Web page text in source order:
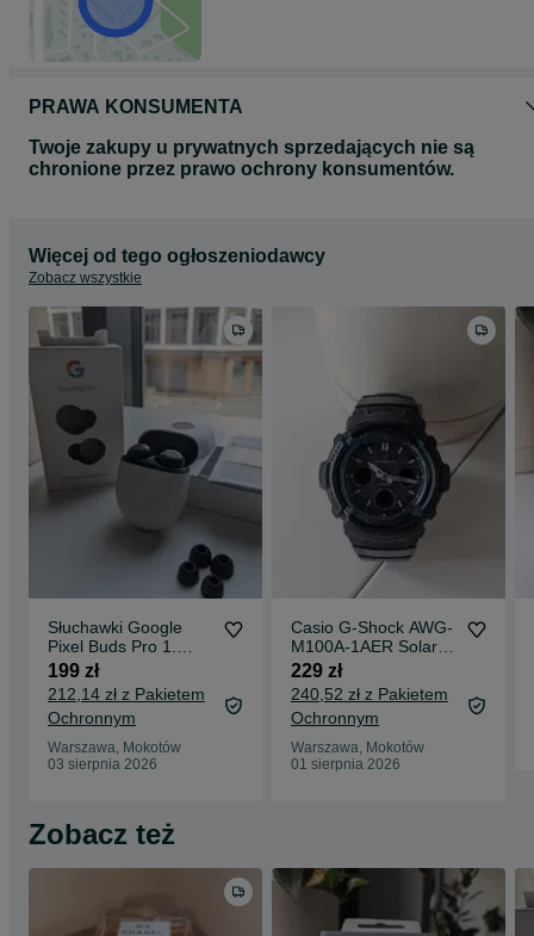
PRAWA KONSUMENTA
Twoje zakupy u prywatnych sprzedających nie są
chronione przez prawo ochrony konsumentów.
Więcej od tego ogłoszeniodawcy
Zobacz wszystkie
Słuchawki Google
Pixel Buds Pro 1.
generacji w kolorze
Charcoal.
199 zł
212,14 zł z Pakietem
Ochronnym
Warszawa, Mokotów
03 sierpnia 2026
Casio G-Shock AWG-
M100A-1AER Solar
Multi Band 6 –
oryginał
229 zł
240,52 zł z Pakietem
Ochronnym
Warszawa, Mokotów
01 sierpnia 2026
Zobacz też